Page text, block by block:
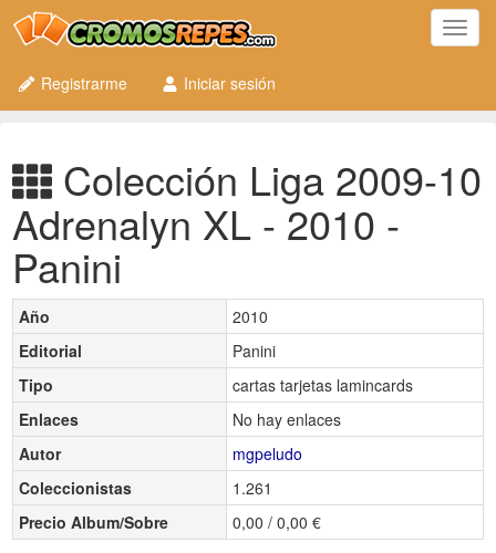
Registrarme
Iniciar sesión
Colección Liga 2009-10
Adrenalyn XL - 2010 -
Panini
Año
2010
Editorial
Panini
Tipo
cartas tarjetas lamincards
Enlaces
No hay enlaces
Autor
mgpeludo
Coleccionistas
1.261
Precio Album/Sobre
0,00 / 0,00 €